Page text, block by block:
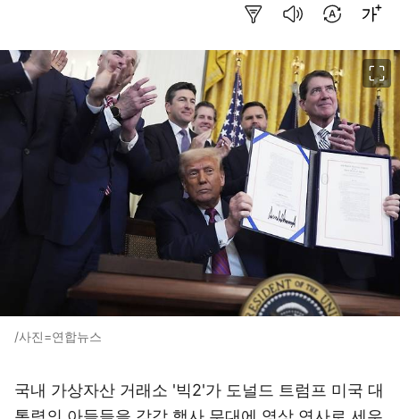
/사진=연합뉴스
국내 가상자산 거래소 '빅2'가 도널드 트럼프 미국 대